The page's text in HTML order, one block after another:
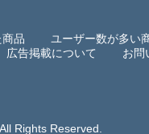
商品
ユーザー数が多い
広告掲載について お問
Rights Reserved.